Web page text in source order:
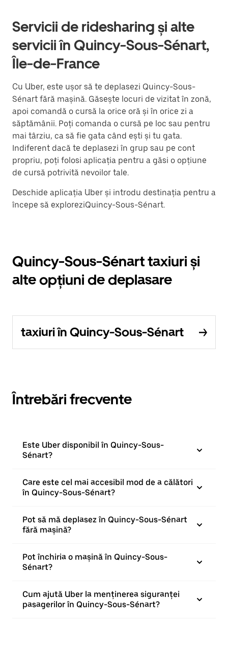
Servicii de ridesharing și alte
servicii în Quincy-Sous-Sénart,
Île-de-France
Cu Uber, este ușor să te deplasezi Quincy-Sous-
Sénart fără mașină. Găsește locuri de vizitat în zonă,
apoi comandă o cursă la orice oră și în orice zi a
săptămânii. Poți comanda o cursă pe loc sau pentru
mai târziu, ca să fie gata când ești și tu gata.
Indiferent dacă te deplasezi în grup sau pe cont
propriu, poți folosi aplicația pentru a găsi o opțiune
de cursă potrivită nevoilor tale.
Deschide aplicația Uber și introdu destinația pentru a
începe să exploreziQuincy-Sous-Sénart.
Quincy-Sous-Sénart taxiuri și
alte opțiuni de deplasare
taxiuri în Quincy-Sous-Sénart
Întrebări frecvente
Este Uber disponibil în Quincy-Sous-
Sénart?
Care este cel mai accesibil mod de a călători
în Quincy-Sous-Sénart?
Pot să mă deplasez în Quincy-Sous-Sénart
fără mașină?
Pot închiria o mașină în Quincy-Sous-
Sénart?
Cum ajută Uber la menținerea siguranței
pasagerilor în Quincy-Sous-Sénart?